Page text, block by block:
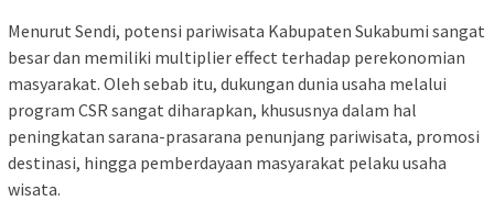
Menurut Sendi, potensi pariwisata Kabupaten Sukabumi sangat
besar dan memiliki multiplier effect terhadap perekonomian
masyarakat. Oleh sebab itu, dukungan dunia usaha melalui
program CSR sangat diharapkan, khususnya dalam hal
peningkatan sarana-prasarana penunjang pariwisata, promosi
destinasi, hingga pemberdayaan masyarakat pelaku usaha
wisata.